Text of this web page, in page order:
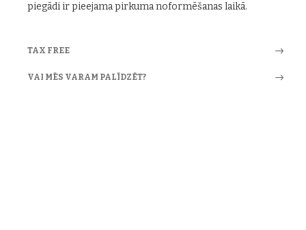
piegādi ir pieejama pirkuma noformēšanas laikā.
TAX FREE
VAI MĒS VARAM PALĪDZĒT?